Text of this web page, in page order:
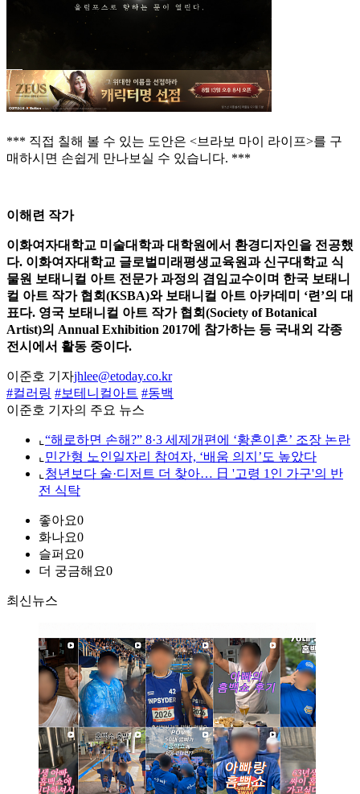
*** 직접 칠해 볼 수 있는 도안은 <브라보 마이 라이프>를 구
매하시면 손쉽게 만나보실 수 있습니다. ***
이해련 작가
이화여자대학교 미술대학과 대학원에서 환경디자인을 전공했
다. 이화여자대학교 글로벌미래평생교육원과 신구대학교 식
물원 보태니컬 아트 전문가 과정의 겸임교수이며 한국 보태니
컬 아트 작가 협회(KSBA)와 보태니컬 아트 아카데미 ‘련’의 대
표다. 영국 보태니컬 아트 작가 협회(Society of Botanical
Artist)의 Annual Exhibition 2017에 참가하는 등 국내외 각종
전시에서 활동 중이다.
이준호 기자jhlee@etoday.co.kr
#컬러링 #보테니컬아트 #동백
이준호 기자의 주요 뉴스
⌞ “해로하면 손해?” 8·3 세제개편에 ‘황혼이혼’ 조장 논란
⌞ 민간형 노인일자리 참여자, ‘배움 의지’도 높았다
⌞ 청년보다 술·디저트 더 찾아… 日 '고령 1인 가구'의 반
전 식탁
좋아요0
화나요0
슬퍼요0
더 궁금해요0
최신뉴스